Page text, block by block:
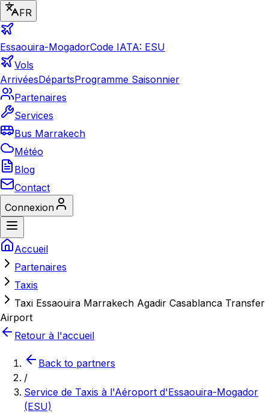
FR
Essaouira-MogadorCode IATA: ESU
Vols
ArrivéesDépartsProgramme Saisonnier
Partenaires
Services
Bus Marrakech
Météo
Blog
Contact
Connexion
Accueil
Partenaires
Taxis
Taxi Essaouira Marrakech Agadir Casablanca Transfer
Airport
Retour à l'accueil
Back to partners
/
Service de Taxis à l'Aéroport d'Essaouira-Mogador
(ESU)